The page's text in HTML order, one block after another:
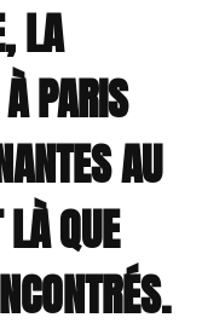
LA
PARIS
AU
QUE